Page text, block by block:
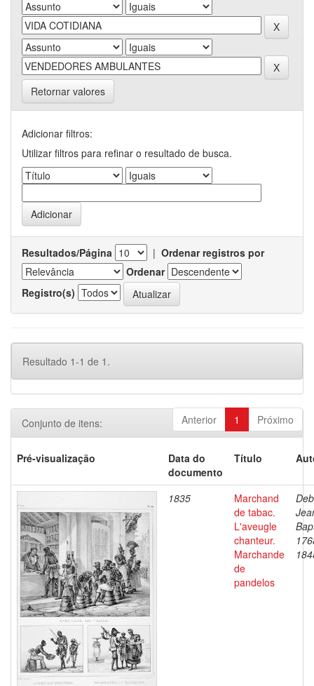
Retornar valores
Adicionar filtros:
Utilizar filtros para refinar o resultado de busca.
Resultados/Página | Ordenar registros por
Ordenar
Registro(s)
Resultado 1-1 de 1.
Anterior 1 Próximo
Conjunto de itens:
Pré-visualização
Data do
documento
Título
1835
Marchand
de tabac.
L'aveugle
chanteur.
Marchande
de
pandelos